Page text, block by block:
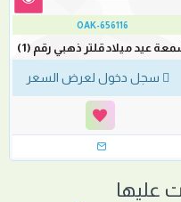
OAK-656116
عيد ميلاد قلتر ذهبي رقم (1)
سجل دخول لعرض السعر
عليها